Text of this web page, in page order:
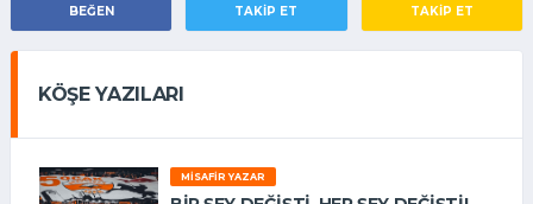
BEĞEN TAKIP ET TAKİP ET
KÖŞE YAZILARI
MISAFIR YAZAR